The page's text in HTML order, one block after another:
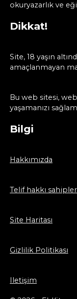
okuryazarlık ve
Dikkat!
Site, 18 yaşın
amaçlanmayan
Bu web sitesi,
yaşamanızı
Bilgi
Hakkımızda
Telif hakkı
Site Haritası
Gizlilik Politikası
Iletişim